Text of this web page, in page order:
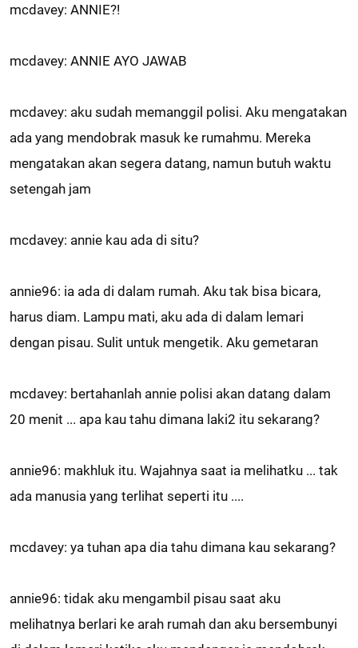
mcdavey: ANNIE?!
mcdavey: ANNIE AYO JAWAB
mcdavey: aku sudah memanggil polisi. Aku mengatakan
ada yang mendobrak masuk ke rumahmu. Mereka
mengatakan akan segera datang, namun butuh waktu
setengah jam
mcdavey: annie kau ada di situ?
annie96: ia ada di dalam rumah. Aku tak bisa bicara,
harus diam. Lampu mati, aku ada di dalam lemari
dengan pisau. Sulit untuk mengetik. Aku gemetaran
mcdavey: bertahanlah annie polisi akan datang dalam
20 menit ... apa kau tahu dimana laki2 itu sekarang?
annie96: makhluk itu. Wajahnya saat ia melihatku ... tak
ada manusia yang terlihat seperti itu ....
mcdavey: ya tuhan apa dia tahu dimana kau sekarang?
annie96: tidak aku mengambil pisau saat aku
melihatnya berlari ke arah rumah dan aku bersembunyi